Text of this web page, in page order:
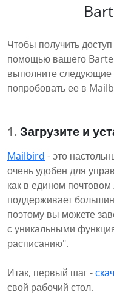
Чтобы получить
помощью вашего
выполните
попробовать ее в
Загрузите и
Mailbird - это
очень удобен для
как в едином
поддерживает
поэтому вы можете
с уникальными
расписанию".
Итак, первый шаг -
свой рабочий стол.